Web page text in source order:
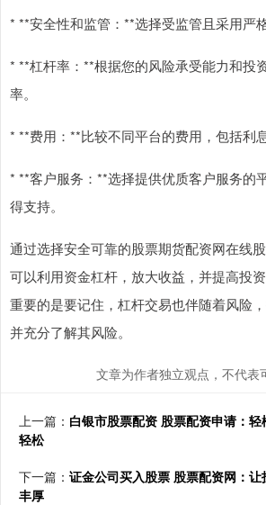
* **安全性和监管：**选择受监管且采用严
* **杠杆率：**根据您的风险承受能力和投
率。
* **费用：**比较不同平台的费用，包括利
* **客户服务：**选择提供优质客户服务的
得支持。
通过选择安全可靠的股票期货配资网在线
可以利用资金杠杆，放大收益，并提高投
重要的是要记住，杠杆交易也伴随着风险
并充分了解其风险。
文章为作者独立观点，不代表
上一篇： 白银市股票配资 股票配资申请：
轻松
下一篇： 证金公司买入股票 股票配资网：
丰厚